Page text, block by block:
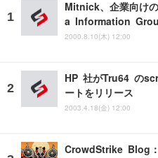
Mitnick、企業向け
a Information
2000.8.10(木) 12:00
HP 社がTru64 の
ートをリリース
2003.4.18(金) 12:00
CrowdStrike Blog